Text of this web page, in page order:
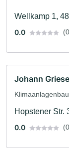
Wellkamp 1,
0.0
Johann Griese
Hopstener Str.
0.0